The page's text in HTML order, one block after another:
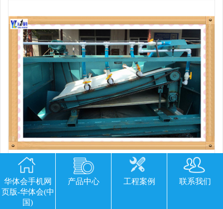
平板磁选机胶带那里有
华体会手机网
页版-华体会(中
国)
产品中心 工程案例 联系我们